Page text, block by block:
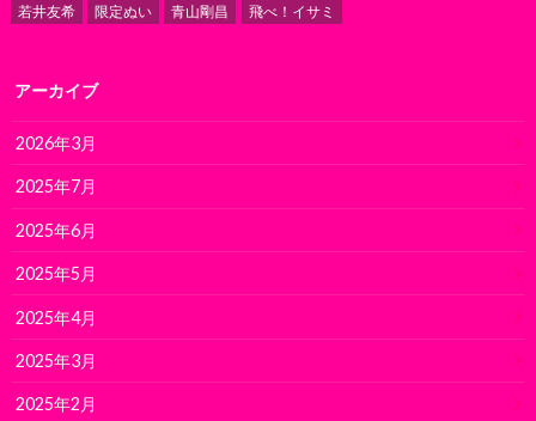
若井友希
限定ぬい 青山剛昌 飛べ！イサミ
アーカイブ
2026年3月
2025年7月
2025年6月
2025年5月
2025年4月
2025年3月
2025年2月